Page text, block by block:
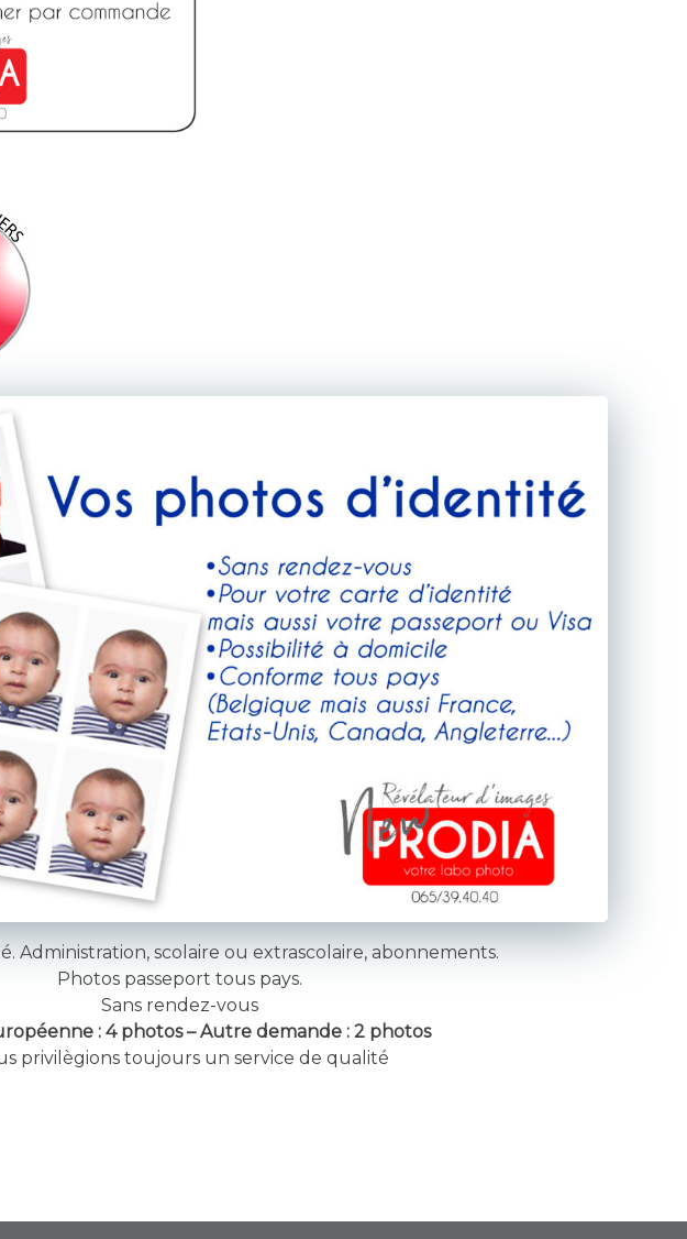
Administration, scolaire ou extrascolaire, abonnements.
Photos passeport tous pays.
Sans rendez-vous
: 4 photos – Autre demande : 2 photos
privilègions toujours un service de qualité